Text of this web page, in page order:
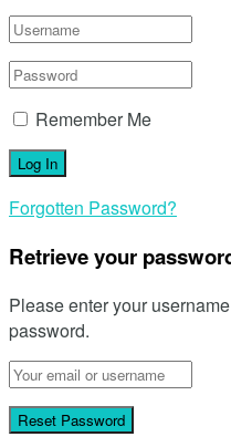
Remember Me
Forgotten Password?
Retrieve your
Please enter your
password.